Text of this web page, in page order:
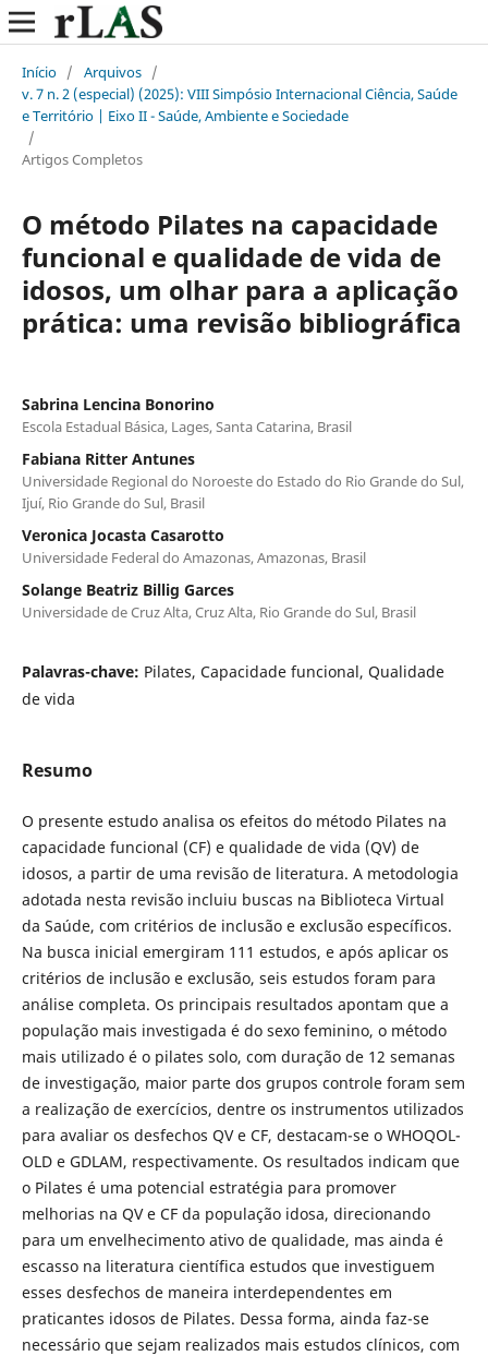
Início / Arquivos /
v. 7 n. 2 (especial) (2025): VIII Simpósio Internacional Ciência, Saúde
e Território | Eixo II - Saúde, Ambiente e Sociedade
/
Artigos Completos
O método Pilates na capacidade
funcional e qualidade de vida de
idosos, um olhar para a aplicação
prática: uma revisão bibliográfica
Sabrina Lencina Bonorino
Escola Estadual Básica, Lages, Santa Catarina, Brasil
Fabiana Ritter Antunes
Universidade Regional do Noroeste do Estado do Rio Grande do Sul,
Ijuí, Rio Grande do Sul, Brasil
Veronica Jocasta Casarotto
Universidade Federal do Amazonas, Amazonas, Brasil
Solange Beatriz Billig Garces
Universidade de Cruz Alta, Cruz Alta, Rio Grande do Sul, Brasil
Palavras-chave: Pilates, Capacidade funcional, Qualidade
de vida
Resumo
O presente estudo analisa os efeitos do método Pilates na
capacidade funcional (CF) e qualidade de vida (QV) de
idosos, a partir de uma revisão de literatura. A metodologia
adotada nesta revisão incluiu buscas na Biblioteca Virtual
da Saúde, com critérios de inclusão e exclusão específicos.
Na busca inicial emergiram 111 estudos, e após aplicar os
critérios de inclusão e exclusão, seis estudos foram para
análise completa. Os principais resultados apontam que a
população mais investigada é do sexo feminino, o método
mais utilizado é o pilates solo, com duração de 12 semanas
de investigação, maior parte dos grupos controle foram sem
a realização de exercícios, dentre os instrumentos utilizados
para avaliar os desfechos QV e CF, destacam-se o WHOQOL-
OLD e GDLAM, respectivamente. Os resultados indicam que
o Pilates é uma potencial estratégia para promover
melhorias na QV e CF da população idosa, direcionando
para um envelhecimento ativo de qualidade, mas ainda é
escasso na literatura científica estudos que investiguem
esses desfechos de maneira interdependentes em
praticantes idosos de Pilates. Dessa forma, ainda faz-se
necessário que sejam realizados mais estudos clínicos, com